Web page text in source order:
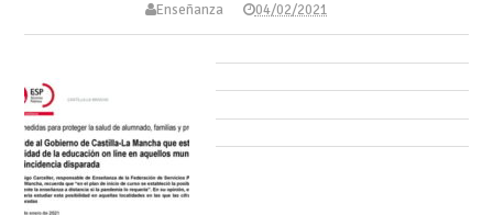
Enseñanza 04/02/2021